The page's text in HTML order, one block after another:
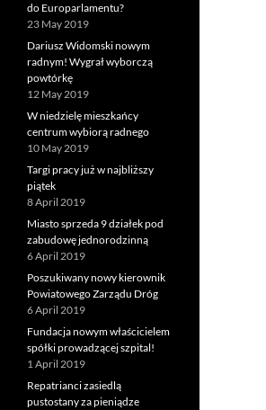
do Europarlamentu?
23 May 2019
Dariusz Widomski nowym
radnym! Wygrał wyborczą
powtórkę
12 May 2019
W niedzielę mieszkańcy
centrum wybiorą radnego
10 May 2019
Targi pracy już w najbliższy
piątek
8 April 2019
Miasto sprzeda 9 działek pod
zabudowę jednorodzinną
6 April 2019
Poszukiwany nowy kierownik
Powiatowego Zarządu Dróg
6 April 2019
Fundacja nowym właścicielem
spółki prowadzącej szpital!
1 April 2019
Repatrianci zasiedlą
pustostany za pieniądze